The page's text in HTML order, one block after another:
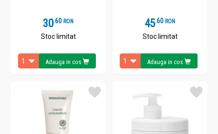
30.6 RON
Stoc limitat
Adauga in cos
45.6 RON
Stoc limitat
Adauga in cos